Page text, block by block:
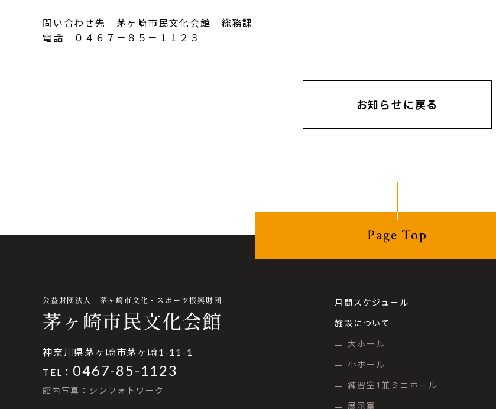
問い合わせ先 茅ヶ崎市民文化会館 総務課
電話 ０４６７－８５－１１２３
お知らせに戻る
Page Top
公益財団法人 茅ヶ崎市文化・スポーツ振興財団
茅ヶ崎市民文化会館
神奈川県茅ヶ崎市茅ヶ崎1-11-1
TEL： 0467-85-1123
館内写真：シンフォトワーク
月間スケジュール
施設について
大ホール
小ホール
練習室1兼ミニホール
展示室